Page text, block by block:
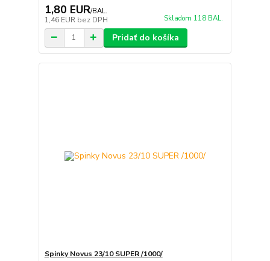
1,80 EUR/BAL.
1,46 EUR bez DPH Skladom 118 BAL.
Pridať do košíka
Spinky Novus 23/10 SUPER /1000/